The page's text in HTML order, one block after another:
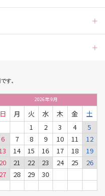
す。
2026年9月
日 月 火 水 木 金
土
1
2 3 4
5
6
7 8 9 10 11
12
14 15 16 17 18
19
20
21 22 23 24 25
26
27
28 29 30